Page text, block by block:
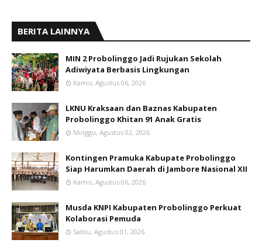
BERITA LAINNYA
MIN 2 Probolinggo Jadi Rujukan Sekolah
Adiwiyata Berbasis Lingkungan
Kamis, Agustus 06, 2026
LKNU Kraksaan dan Baznas Kabupaten
Probolinggo Khitan 91 Anak Gratis
Minggu, Agustus 02, 2026
Kontingen Pramuka Kabupate Probolinggo
Siap Harumkan Daerah di Jambore Nasional XII
Kamis, Agustus 06, 2026
Musda KNPI Kabupaten Probolinggo Perkuat
Kolaborasi Pemuda
Sabtu, Agustus 01, 2026